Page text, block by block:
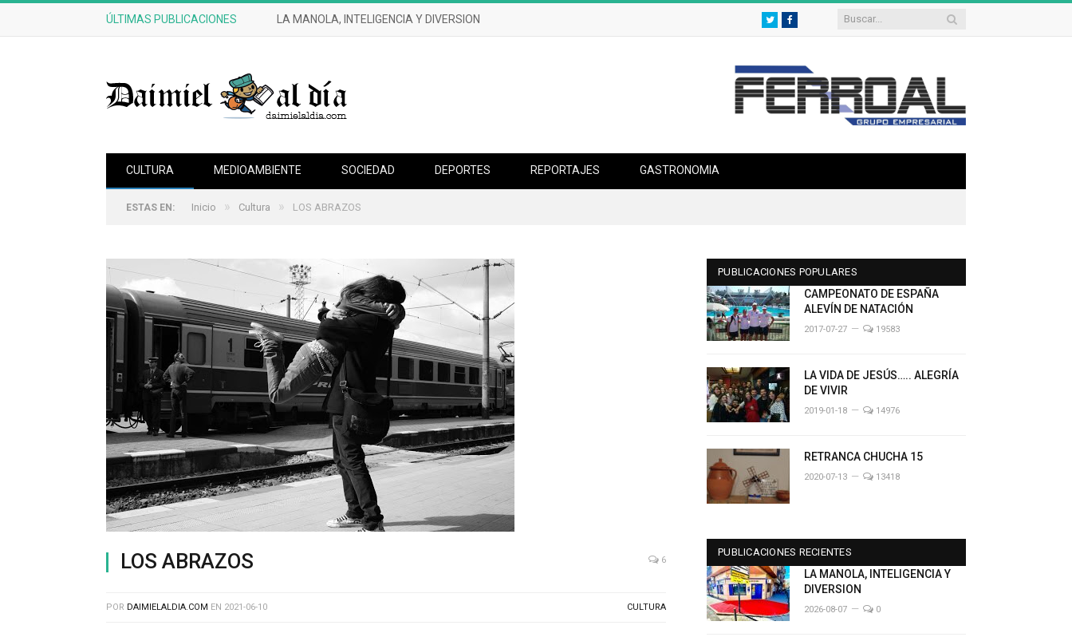
ÚLTIMAS PUBLICACIONES LA MANOLA, INTELIGENCIA Y DIVERSION TwitterFacebook
CULTURA MEDIOAMBIENTE SOCIEDAD DEPORTES REPORTAJES GASTRONOMIA
ESTAS EN: Inicio » Cultura » LOS ABRAZOS
LOS ABRAZOS 6
POR DAIMIELALDIA.COM EN 2021-06-10 CULTURA
PUBLICACIONES POPULARES
CAMPEONATO DE ESPAÑA
ALEVÍN DE NATACIÓN
2017-07-27 19583
LA VIDA DE JESÚS….. ALEGRÍA
DE VIVIR
2019-01-18 14976
RETRANCA CHUCHA 15
2020-07-13 13418
PUBLICACIONES RECIENTES
LA MANOLA, INTELIGENCIA Y
DIVERSION
2026-08-07 0